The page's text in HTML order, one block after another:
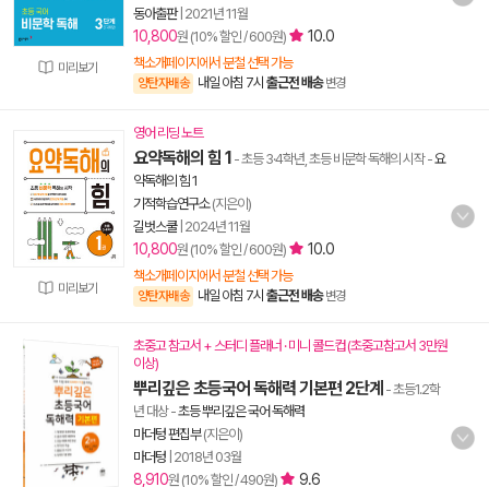
미리보기
동아출판| 2021년 11월
10,800원 (10% 할인 / 600원) 10.0
책소개페이지에서 분철 선택 가능
양탄자배송 내일 아침 7시 출근전 배송 변경
미리보기
영어 리딩 노트
요약독해의 힘 1 - 초등 3·4학년, 초등 비문학 독해의 시작-요
약독해의 힘 1
기적학습연구소(지은이)
길벗스쿨| 2024년 11월
10,800원 (10% 할인 / 600원) 10.0
책소개페이지에서 분철 선택 가능
양탄자배송 내일 아침 7시 출근전 배송 변경
초중고 참고서 + 스터디 플래너 · 미니 콜드컵 (초중고참고서 3만원
이상)
뿌리깊은 초등국어 독해력 기본편 2단계 - 초등1.2학
년 대상-초등 뿌리깊은 국어 독해력
마더텅 편집부(지은이)
마더텅 2018년 03월
8,910원 (10% 할인 / 490원) 9.6